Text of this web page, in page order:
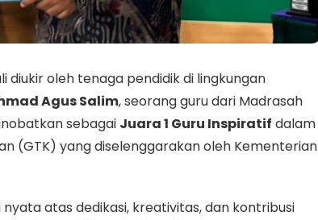
oleh tenaga pendidik di lingkungan
Agus Salim, seorang guru dari Madrasah
sebagai Juara 1 Guru Inspiratif dalam
(GTK) yang diselenggarakan oleh Kementerian
atas dedikasi, kreativitas, dan kontribusi